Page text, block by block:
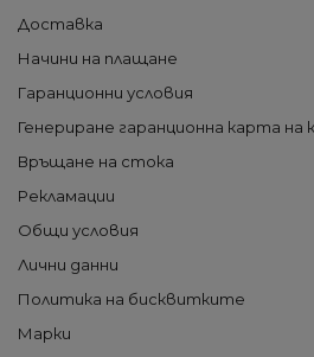
Доставка
Начини на плащане
Гаранционни условия
Генериране гаранционна карта на
Връщане на стока
Рекламации
Общи условия
Лични данни
Политика на бисквитките
Марки